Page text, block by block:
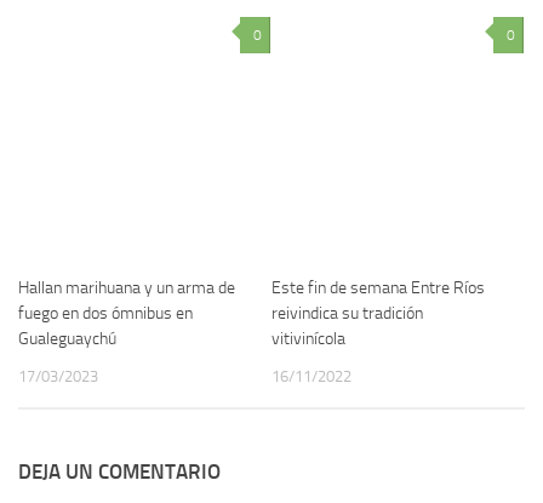
0
Hallan marihuana y un arma de
fuego en dos ómnibus en
Gualeguaychú
17/03/2023
0
Este fin de semana Entre Ríos
reivindica su tradición
vitivinícola
16/11/2022
DEJA UN COMENTARIO